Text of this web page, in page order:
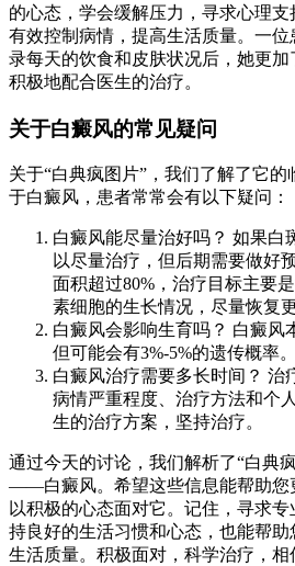
的心态，学会缓解压力，寻求心理
有效控制病情，提高生活质量。一
录每天的饮食和皮肤状况后，她更
积极地配合医生的治疗。
关于白癜风的常见疑问
关于“白典疯图片”，我们了解了它
于白癜风，患者常常会有以下疑问：
白癜风能尽量治好吗？ 如果白
以尽量治疗，但后期需要做好
面积超过80%，治疗目标主要
素细胞的生长情况，尽量恢复
白癜风会影响生育吗？ 白癜风
但可能会有3%-5%的遗传概率。
白癜风治疗需要多长时间？ 治
病情严重程度、治疗方法和个
生的治疗方案，坚持治疗。
通过今天的讨论，我们解析了“白典
——白癜风。希望这些信息能帮助您
以积极的心态面对它。记住，寻求
持良好的生活习惯和心态，也能帮
生活质量。积极面对，科学治疗，